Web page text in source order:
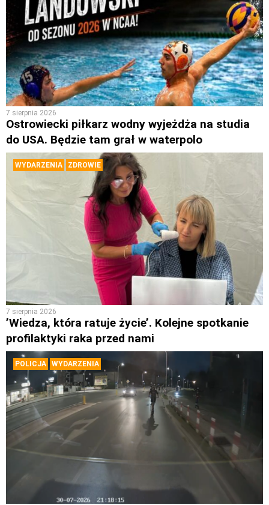
7 sierpnia 2026
Ostrowiecki piłkarz wodny wyjeżdża na studia
do USA. Będzie tam grał w waterpolo
WYDARZENIA ZDROWIE
7 sierpnia 2026
’Wiedza, która ratuje życie’. Kolejne spotkanie
profilaktyki raka przed nami
POLICJA WYDARZENIA